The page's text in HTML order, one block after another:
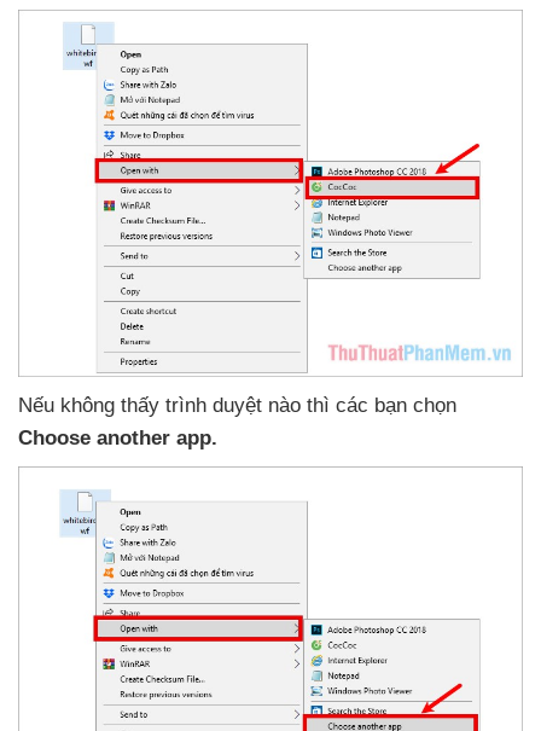
Nếu không thấy trình duyệt nào thì các bạn chọn
Choose another app.